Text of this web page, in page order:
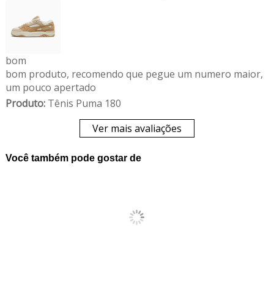
bom
bom produto, recomendo que pegue um numero maior,
um pouco apertado
Produto:Tênis Puma 180
Ver mais avaliações
Você também pode gostar de